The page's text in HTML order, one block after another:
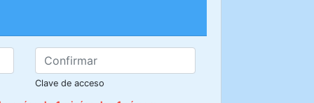
Clave de acceso